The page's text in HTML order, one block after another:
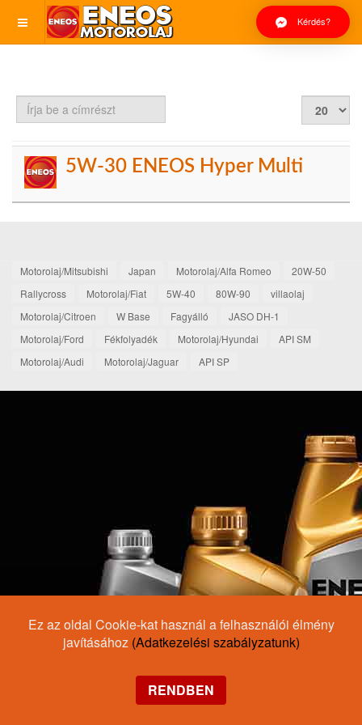
Kérdés?
Írja
a
5W-30 ENEOS Hyper Multi
Motorolaj/Mitsubishi Japan Motorolaj/Alfa Romeo
20W-50
Rallycross
Motorolaj/Fiat 5W-40 80W-90
villaolaj
Motorolaj/Citroen
W Base Fagyálló
JASO DH-1
Motorolaj/Ford
Fékfolyadék Motorolaj/Hyundai
API SM
Motorolaj/Audi
Motorolaj/Jaguar API SP
Ez az oldal Cookie-kat használ a felhasználói élmény
javításához (Adatkezelési szabályzatunk)
RENDBEN